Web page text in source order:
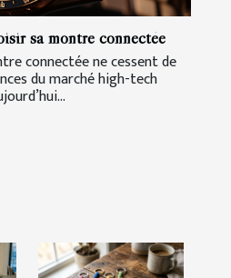
sa montre connectée
connectée ne cessent de
du marché high-tech